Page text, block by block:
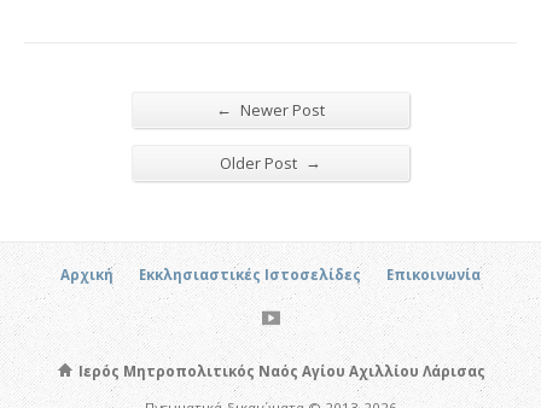
← Newer Post
Older Post →
Αρχική Εκκλησιαστικές Ιστοσελίδες Επικοινωνία
Ιερός Μητροπολιτικός Ναός Αγίου Αχιλλίου Λάρισας